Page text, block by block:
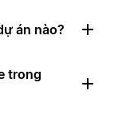
án nào?
trong